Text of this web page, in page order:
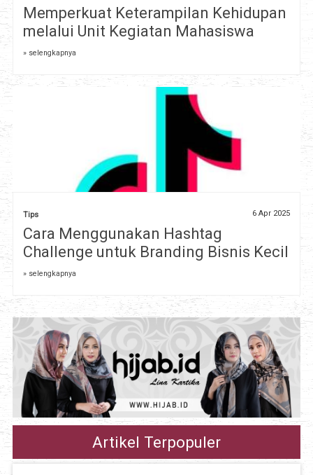
Memperkuat Keterampilan Kehidupan
melalui Unit Kegiatan Mahasiswa
» selengkapnya
Tips 6 Apr 2025
Cara Menggunakan Hashtag
Challenge untuk Branding Bisnis Kecil
» selengkapnya
Artikel Terpopuler